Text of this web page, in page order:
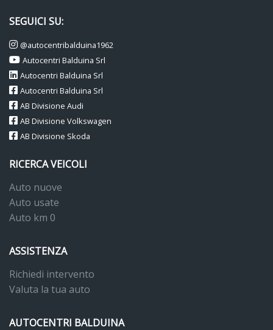
SEGUICI SU:
@autocentribalduina1962
Autocentri Balduina Srl
Autocentri Balduina Srl
Autocentri Balduina Srl
AB Divisione Audi
AB Divisione Volkswagen
AB Divisione Skoda
RICERCA VEICOLI
Auto nuove
Auto usate
Auto km 0
ASSISTENZA
Richiedi intervento
Valuta la tua auto
AUTOCENTRI BALDUINA